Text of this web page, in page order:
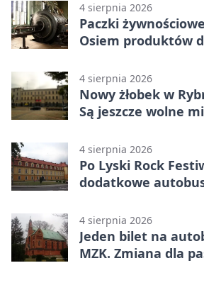
4 sierpnia 2026
Paczki
Osiem produktów
4 sierpnia 2026
Nowy żłobek w
Są jeszcze wolne
4 sierpnia 2026
Po Lyski Rock
dodatkowe
4 sierpnia 2026
Jeden bilet na
MZK. Zmiana dla